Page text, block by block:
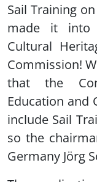
Sail Training
made it into
Cultural
Commission!
that the
Education and
include Sail
so the
Germany Jörg